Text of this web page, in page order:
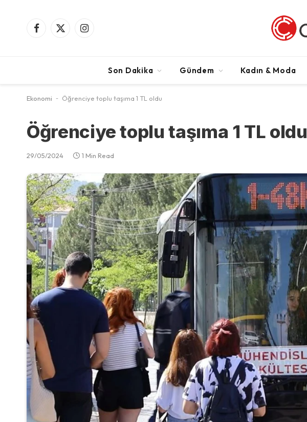
Facebook
X
Instagram
Son Dakika Gündem Kadın & Moda
Ekonomi - Öğrenciye toplu taşıma 1 TL oldu
Öğrenciye toplu taşıma 1 TL oldu
29/05/2024 1 Min Read